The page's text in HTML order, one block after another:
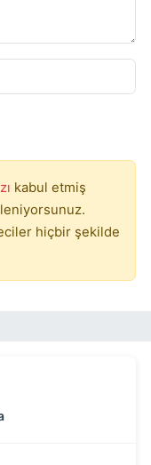
kabul etmiş
hiçbir şekilde